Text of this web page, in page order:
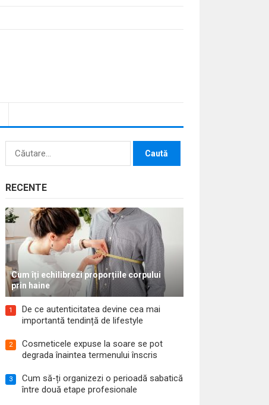
Caută
RECENTE
Cum îți echilibrezi proporțiile corpului
prin haine
1
De ce autenticitatea devine cea mai
importantă tendință de lifestyle
2
Cosmeticele expuse la soare se pot
degrada înaintea termenului înscris
3
Cum să-ți organizezi o perioadă sabatică
între două etape profesionale